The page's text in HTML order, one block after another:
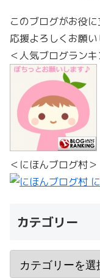
このブログがお役に
応援よろしくお願
＜人気ブログランキ
＜にほんブログ村＞
カテゴリー